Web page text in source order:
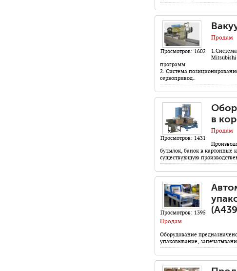
Просмотров: 1602
Продам
Mitsubishi
программ.
2. Система
сервопривод..
Просмотров: 1431
в
Продам
бутылок, банок в картонные
существующую
Просмотров: 1395
Продам
Оборудование
упаковывание,